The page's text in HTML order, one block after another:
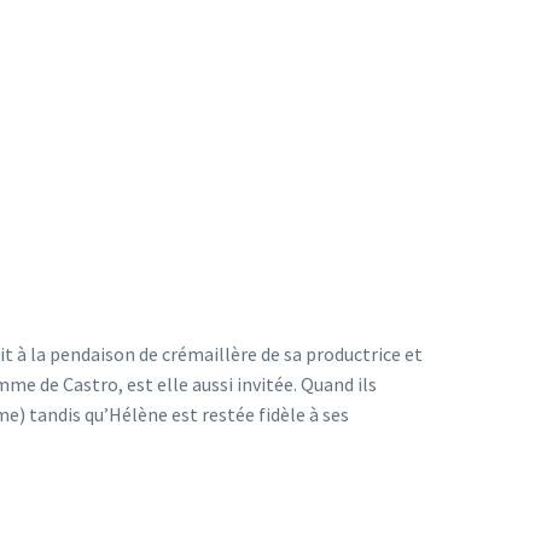
à la pendaison de crémaillère de sa productrice et
de Castro, est elle aussi invitée. Quand ils
tandis qu’Hélène est restée fidèle à ses